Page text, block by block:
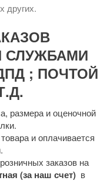
других.
СЛУЖБАМИ
; ПОЧТОЙ
размера и оценочной
и оплачивается
заказов на
(за наш счет) в